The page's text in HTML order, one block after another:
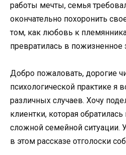
работы мечты, семья
окончательно похоронить
том, как любовь к
превратилась в пожизненное
Добро пожаловать, дорогие
психологической практике я
различных случаев. Хочу
клиентки, которая
сложной семейной ситуации.
в этом рассказе отголоски